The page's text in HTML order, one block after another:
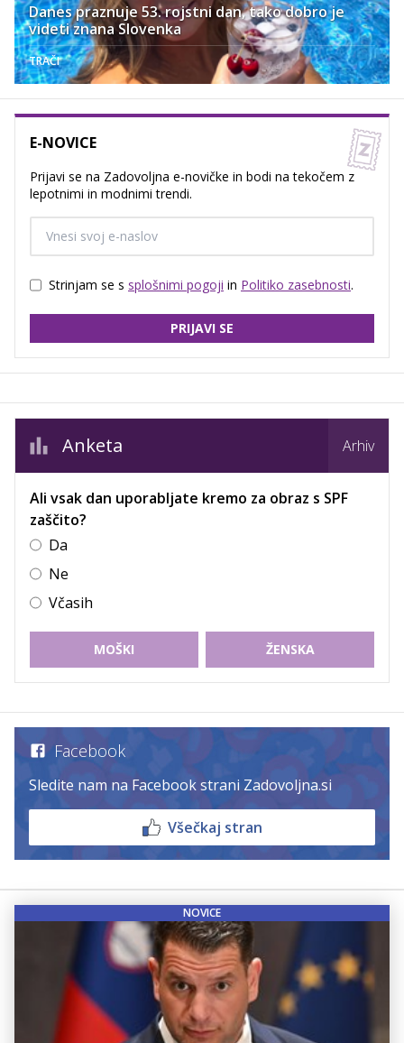
Danes praznuje 53. rojstni dan, tako dobro je
videti znana Slovenka
TRAČI
E-NOVICE
Prijavi se na Zadovoljna e-novičke in bodi na tekočem z
lepotnimi in modnimi trendi.
Strinjam se s splošnimi pogoji in Politiko zasebnosti.
PRIJAVI SE
Anketa Arhiv
Ali vsak dan uporabljate kremo za obraz s SPF
zaščito?
Da
Ne
Včasih
MOŠKI ŽENSKA
Facebook
Sledite nam na Facebook strani Zadovoljna.si
Všečkaj stran
NOVICE